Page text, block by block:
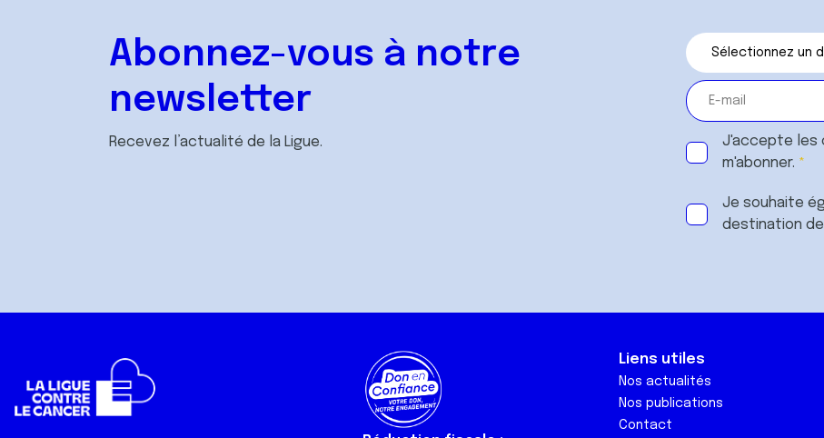
Abonnez-vous à notre
newsletter
Recevez l’actualité de la Ligue. J'accepte les
m'abonner.
Je souhaite
destination
Liens utiles
Nos actualités
Nos publications
Contact